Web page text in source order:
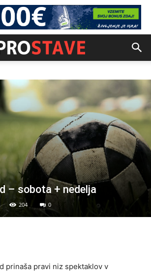
– sobota + nedelja
204 0
prinaša pravi niz spektaklov v